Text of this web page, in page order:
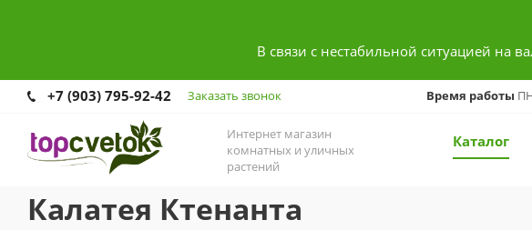
В связи с нестабильной ситуацией на
+7 (903) 795-92-42 Заказать звонок Время работы
Интернет магазин
комнатных и уличных
растений
Каталог
Калатея Ктенанта